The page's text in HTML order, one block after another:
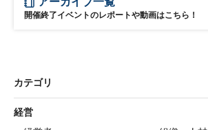
開催終了イベントのレポートや動画はこちら！
カテゴリ
経営